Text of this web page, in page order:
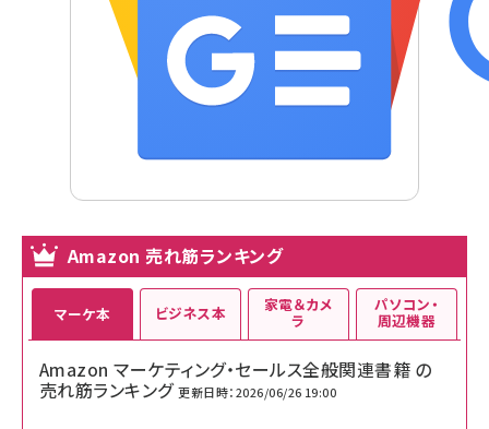
Amazon 売れ筋ランキング
マーケ本
Amazon マーケティング・セールス全般関連書籍 の
売れ筋ランキング 更新日時：2026/06/26 19:00
ビジネス本 家電＆カメ
ラ
パソコン・
周辺機器